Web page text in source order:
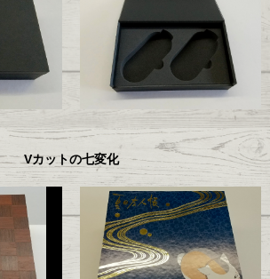
Vカットの七変化